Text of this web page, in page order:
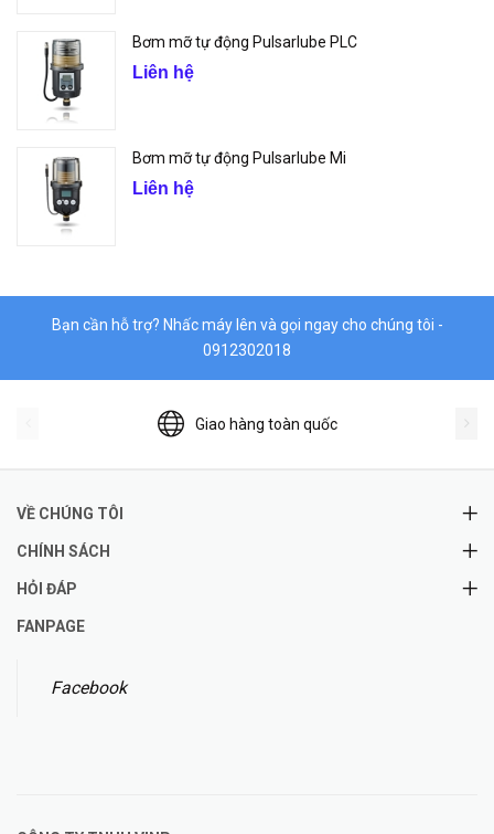
Bơm mỡ tự động Pulsarlube PLC
Liên hệ
Bơm mỡ tự động Pulsarlube Mi
Liên hệ
Bạn cần hỗ trợ? Nhấc máy lên và gọi ngay cho chúng tôi -
0912302018
Giao hàng toàn quốc
VỀ CHÚNG TÔI
CHÍNH SÁCH
HỎI ĐÁP
FANPAGE
Facebook